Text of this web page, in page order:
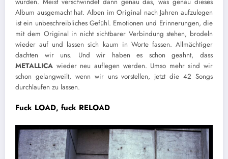
Album ausgemacht hat. Alben im Original nach Jahren aufzulegen
ist ein unbeschreibliches Gefühl. Emotionen und Erinnerungen, die
mit dem Original in nicht sichtbarer Verbindung stehen, brodeln
wieder auf und lassen sich kaum in Worte fassen. Allmächtiger
dachten wir uns. Und wir haben es schon geahnt, dass
METALLICA wieder neu auflegen werden. Umso mehr sind wir
schon gelangweilt, wenn wir uns vorstellen, jetzt die 42 Songs
durchlaufen zu lassen.
Fuck LOAD, fuck RELOAD